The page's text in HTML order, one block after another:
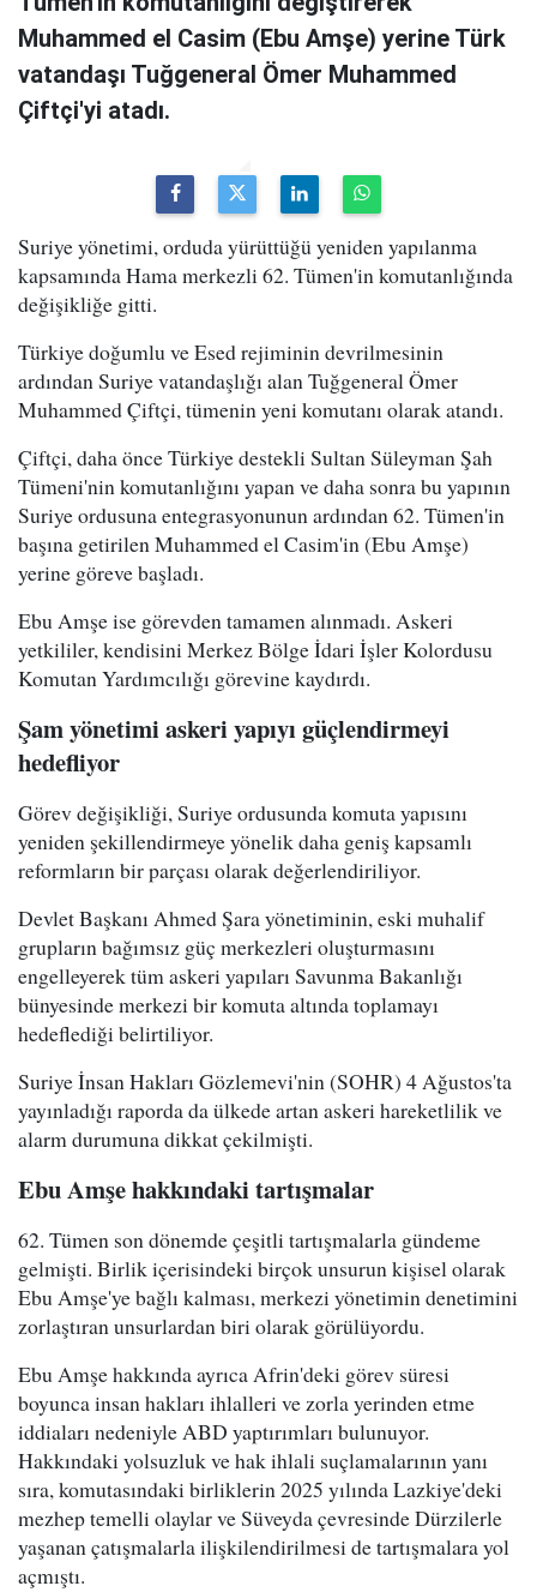
Muhammed el Casim (Ebu Amşe) yerine Türk
vatandaşı Tuğgeneral Ömer Muhammed
Çiftçi'yi atadı.
Suriye yönetimi, orduda yürüttüğü yeniden yapılanma
kapsamında Hama merkezli 62. Tümen'in komutanlığında
değişikliğe gitti.
Türkiye doğumlu ve Esed rejiminin devrilmesinin
ardından Suriye vatandaşlığı alan Tuğgeneral Ömer
Muhammed Çiftçi, tümenin yeni komutanı olarak atandı.
Çiftçi, daha önce Türkiye destekli Sultan Süleyman Şah
Tümeni'nin komutanlığını yapan ve daha sonra bu yapının
Suriye ordusuna entegrasyonunun ardından 62. Tümen'in
başına getirilen Muhammed el Casim'in (Ebu Amşe)
yerine göreve başladı.
Ebu Amşe ise görevden tamamen alınmadı. Askeri
yetkililer, kendisini Merkez Bölge İdari İşler Kolordusu
Komutan Yardımcılığı görevine kaydırdı.
Şam yönetimi askeri yapıyı güçlendirmeyi
hedefliyor
Görev değişikliği, Suriye ordusunda komuta yapısını
yeniden şekillendirmeye yönelik daha geniş kapsamlı
reformların bir parçası olarak değerlendiriliyor.
Devlet Başkanı Ahmed Şara yönetiminin, eski muhalif
grupların bağımsız güç merkezleri oluşturmasını
engelleyerek tüm askeri yapıları Savunma Bakanlığı
bünyesinde merkezi bir komuta altında toplamayı
hedeflediği belirtiliyor.
Suriye İnsan Hakları Gözlemevi'nin (SOHR) 4 Ağustos'ta
yayınladığı raporda da ülkede artan askeri hareketlilik ve
alarm durumuna dikkat çekilmişti.
Ebu Amşe hakkındaki tartışmalar
62. Tümen son dönemde çeşitli tartışmalarla gündeme
gelmişti. Birlik içerisindeki birçok unsurun kişisel olarak
Ebu Amşe'ye bağlı kalması, merkezi yönetimin denetimini
zorlaştıran unsurlardan biri olarak görülüyordu.
Ebu Amşe hakkında ayrıca Afrin'deki görev süresi
boyunca insan hakları ihlalleri ve zorla yerinden etme
iddiaları nedeniyle ABD yaptırımları bulunuyor.
Hakkındaki yolsuzluk ve hak ihlali suçlamalarının yanı
sıra, komutasındaki birliklerin 2025 yılında Lazkiye'deki
mezhep temelli olaylar ve Süveyda çevresinde Dürzilerle
yaşanan çatışmalarla ilişkilendirilmesi de tartışmalara yol
açmıştı.